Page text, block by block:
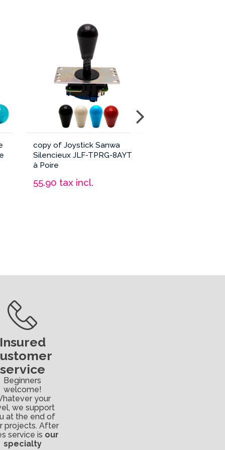
copy of Joystick Sanwa
Silencieux JLF-TPRG-8AYT
à Poire
55.90 tax incl.
service
Beginners
welcome!
your
we support
at the end of
projects. After
service is our
specialty